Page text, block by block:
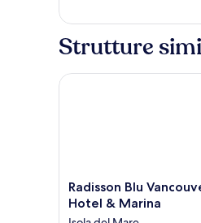
Runaway
view)
Gold
King
Runaway
view)
Strutture
Radisson
Blu
Radisson Blu
Hotel & Marina
Radisson Blu